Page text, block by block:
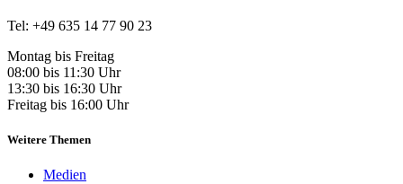
Tel: +49 635 14 77 90 23
Montag bis Freitag
08:00 bis 11:30 Uhr
13:30 bis 16:30 Uhr
Freitag bis 16:00 Uhr
Weitere Themen
Medien